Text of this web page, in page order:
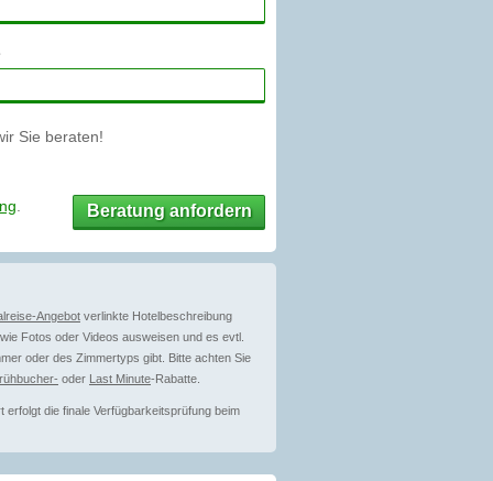
Sie beraten!
Beratung anfordern
Angebot verlinkte Hotelbeschreibung
Fotos oder Videos ausweisen und es evtl.
oder des Zimmertyps gibt. Bitte achten Sie
oder Last Minute-Rabatte.
die finale Verfügbarkeitsprüfung beim